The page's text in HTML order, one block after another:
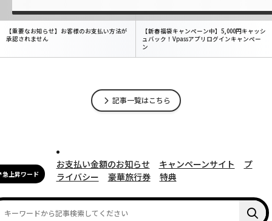
【重要なお知らせ】お客様のお支払い方法が
承認されません
【新春福袋キャンペーン中】5,000円キャッシ
ュバック！Vpassアプリログインキャンペー
ン
記事一覧はこちら
急上昇ワード
お支払い金額のお知らせ キャンペーンサイト
プ
ライバシー
豪華旅行券 特典